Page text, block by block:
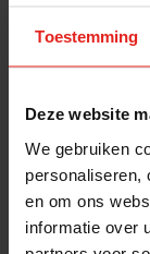
Toestemming
Deze website
We gebruiken
personaliseren,
en om ons
informatie over
met